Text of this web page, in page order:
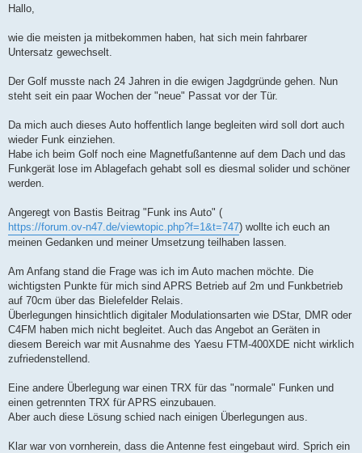
i
a
Hallo,
wie die meisten ja mitbekommen haben, hat sich mein fahrbarer
Untersatz gewechselt.
Der Golf musste nach 24 Jahren in die ewigen Jagdgründe gehen. Nun
steht seit ein paar Wochen der "neue" Passat vor der Tür.
Da mich auch dieses Auto hoffentlich lange begleiten wird soll dort auch
wieder Funk einziehen.
Habe ich beim Golf noch eine Magnetfußantenne auf dem Dach und das
Funkgerät lose im Ablagefach gehabt soll es diesmal solider und schöner
werden.
Angeregt von Bastis Beitrag "Funk ins Auto" (
https://forum.ov-n47.de/viewtopic.php?f=1&t=747) wollte ich euch an
meinen Gedanken und meiner Umsetzung teilhaben lassen.
Am Anfang stand die Frage was ich im Auto machen möchte. Die
wichtigsten Punkte für mich sind APRS Betrieb auf 2m und Funkbetrieb
auf 70cm über das Bielefelder Relais.
Überlegungen hinsichtlich digitaler Modulationsarten wie DStar, DMR oder
C4FM haben mich nicht begleitet. Auch das Angebot an Geräten in
diesem Bereich war mit Ausnahme des Yaesu FTM-400XDE nicht wirklich
zufriedenstellend.
Eine andere Überlegung war einen TRX für das "normale" Funken und
einen getrennten TRX für APRS einzubauen.
Aber auch diese Lösung schied nach einigen Überlegungen aus.
Klar war von vornherein, dass die Antenne fest eingebaut wird. Sprich ein